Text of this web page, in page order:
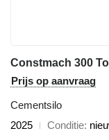
Constmach 300
Prijs op aanvraag
Cementsilo
2025
Conditie